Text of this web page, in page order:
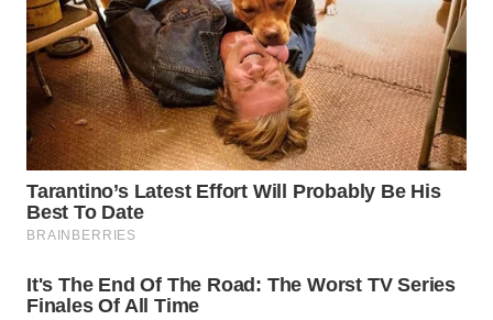
WN
NATUNA
WN
BINTAN
WN
MANDALIKA
WN
LIKUPANG